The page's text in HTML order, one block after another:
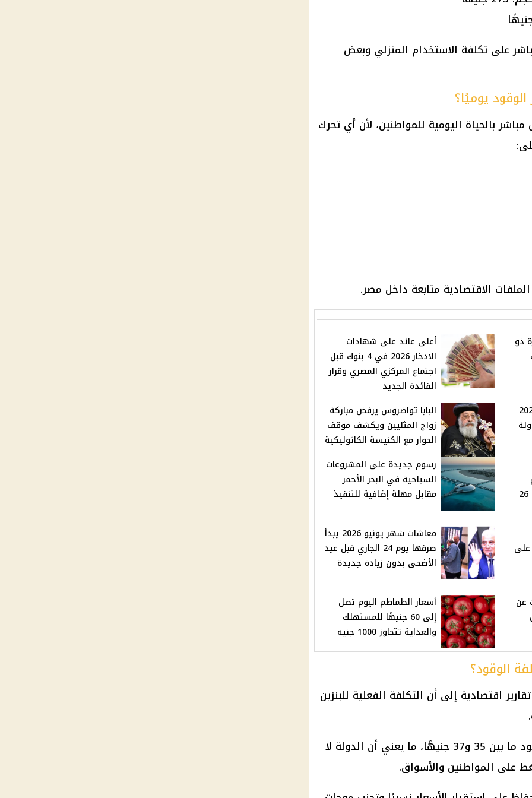
على تكلفة الاستخدام المنزلي وبعض
يوميًا؟
بالحياة اليومية للمواطنين، لأن أي تحرك
الاقتصادية متابعة داخل مصر.
ذو
أعلى عائد على شهادات
الادخار 2026 في 4 بنوك قبل
اجتماع المركزي المصري وقرار
الفائدة الجديد
مايو 2026
البابا تواضروس يرفض مباركة
زواج المثليين ويكشف موقف
الحوار مع الكنيسة الكاثوليكية
متواصلة تبدأ يوم الثلاثاء 26
رسوم جديدة على المشروعات
السياحية في البحر الأحمر
مقابل مهلة إضافية للتنفيذ
على
معاشات شهر يونيو 2026 يبدأ
صرفها يوم 24 الجاري قبل عيد
الأضحى بدون زيادة جديدة
عن
أسعار الطماطم اليوم تصل
إلى 60 جنيهًا للمستهلك
والعداية تتجاوز 1000 جنيه
الوقود؟
اقتصادية إلى أن التكلفة الفعلية للبنزين
وتقدّر بعض البيانات تكلفة لتر الوقود ما بين 35 و37 جنيهًا، ما يعني أن الدولة لا
على المواطنين والأسواق.